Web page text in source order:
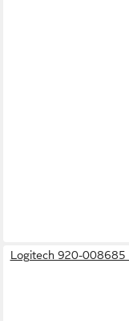
Logitech 920-008685